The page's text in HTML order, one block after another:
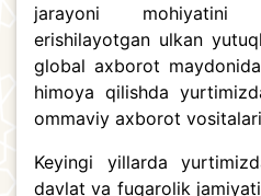
jarayoni mohiyatini
erishilayotgan ulkan
global axborot
himoya qilishda
ommaviy axborot
Keyingi yillarda
davlat va fuqarolik